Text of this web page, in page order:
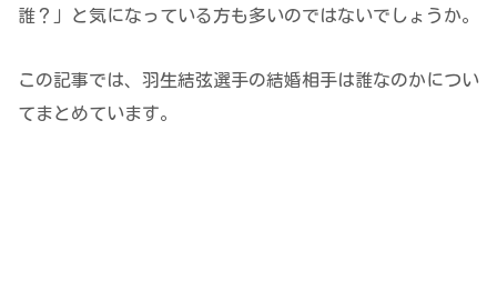
誰？」と気になっている方も多いのではないでしょうか。
この記事では、羽生結弦選手の結婚相手は誰なのかについ
てまとめています。